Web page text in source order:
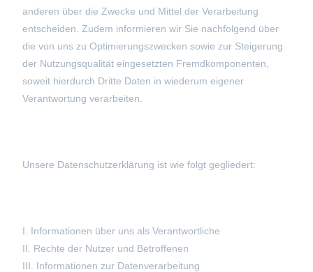
anderen über die Zwecke und Mittel der Verarbeitung
entscheiden. Zudem informieren wir Sie nachfolgend über
die von uns zu Optimierungszwecken sowie zur Steigerung
der Nutzungsqualität eingesetzten Fremdkomponenten,
soweit hierdurch Dritte Daten in wiederum eigener
Verantwortung verarbeiten.
Unsere Datenschutzerklärung ist wie folgt gegliedert:
I. Informationen über uns als Verantwortliche
II. Rechte der Nutzer und Betroffenen
III. Informationen zur Datenverarbeitung